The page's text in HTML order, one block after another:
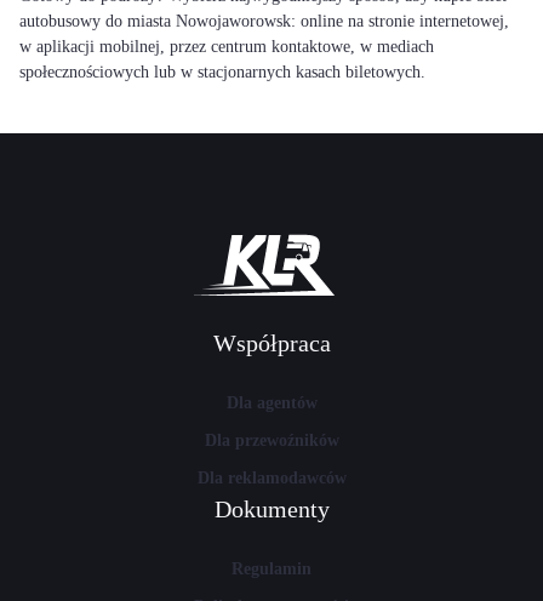
autobusowy do miasta Nowojaworowsk: online na stronie internetowej,
w aplikacji mobilnej, przez centrum kontaktowe, w mediach
społecznościowych lub w stacjonarnych kasach biletowych.
Współpraca
Dla agentów
Dla przewoźników
Dla reklamodawców
Dokumenty
Regulamin